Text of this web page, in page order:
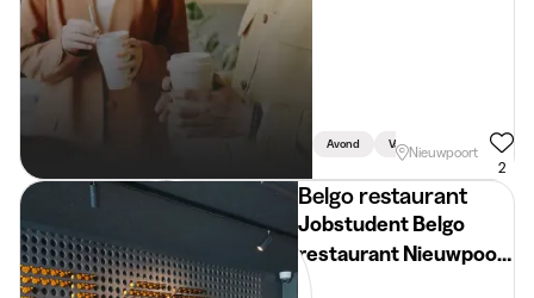
Avond Vakantie Weekend
Nieuwpoort
2
Belgo restaurant
Jobstudent Belgo
restaurant Nieuwpoort
(Verblijf mogelijk